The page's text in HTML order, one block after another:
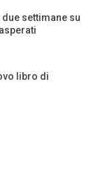
due settimane su
libro di